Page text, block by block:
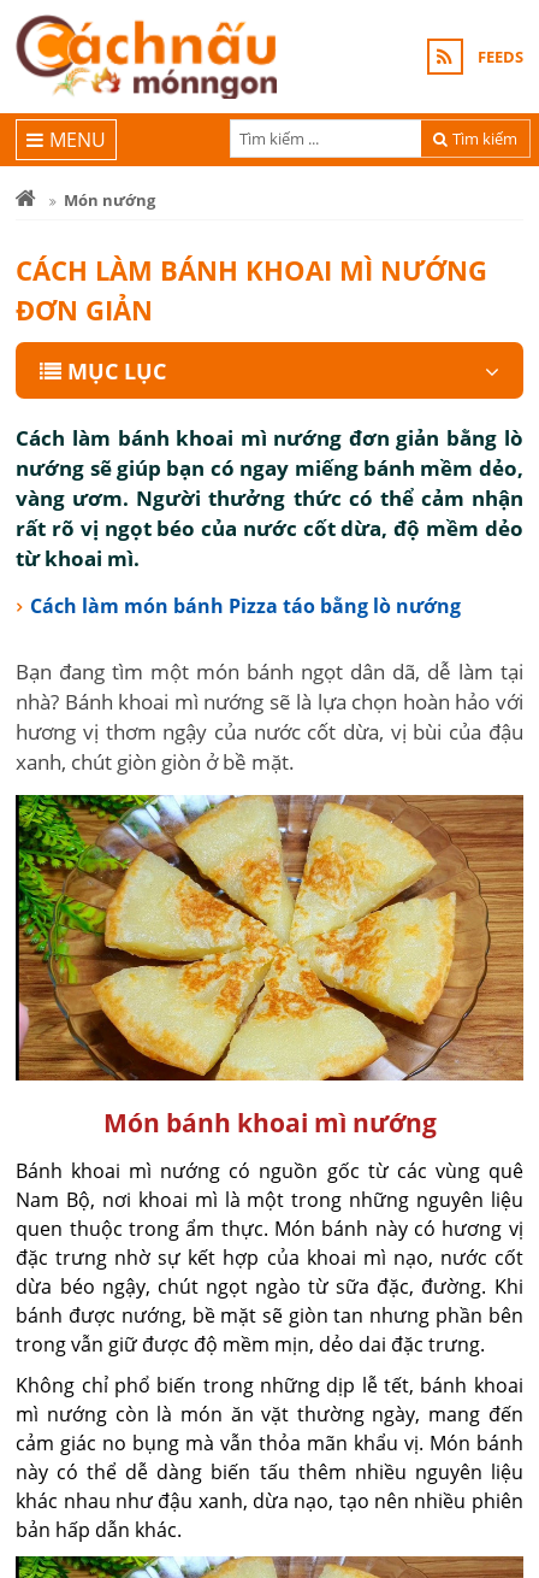
FEEDS
Tìm kiếm
MENU
Món nướng
CÁCH LÀM BÁNH KHOAI MÌ NƯỚNG
ĐƠN GIẢN
MỤC LỤC
Cách làm bánh khoai mì nướng đơn giản bằng lò
nướng sẽ giúp bạn có ngay miếng bánh mềm dẻo,
vàng ươm. Người thưởng thức có thể cảm nhận
rất rõ vị ngọt béo của nước cốt dừa, độ mềm dẻo
từ khoai mì.
Cách làm món bánh Pizza táo bằng lò nướng
Bạn đang tìm một món bánh ngọt dân dã, dễ làm tại
nhà? Bánh khoai mì nướng sẽ là lựa chọn hoàn hảo với
hương vị thơm ngậy của nước cốt dừa, vị bùi của đậu
xanh, chút giòn giòn ở bề mặt.
Món bánh khoai mì nướng
Bánh khoai mì nướng có nguồn gốc từ các vùng quê
Nam Bộ, nơi khoai mì là một trong những nguyên liệu
quen thuộc trong ẩm thực. Món bánh này có hương vị
đặc trưng nhờ sự kết hợp của khoai mì nạo, nước cốt
dừa béo ngậy, chút ngọt ngào từ sữa đặc, đường. Khi
bánh được nướng, bề mặt sẽ giòn tan nhưng phần bên
trong vẫn giữ được độ mềm mịn, dẻo dai đặc trưng.
Không chỉ phổ biến trong những dịp lễ tết, bánh khoai
mì nướng còn là món ăn vặt thường ngày, mang đến
cảm giác no bụng mà vẫn thỏa mãn khẩu vị. Món bánh
này có thể dễ dàng biến tấu thêm nhiều nguyên liệu
khác nhau như đậu xanh, dừa nạo, tạo nên nhiều phiên
bản hấp dẫn khác.